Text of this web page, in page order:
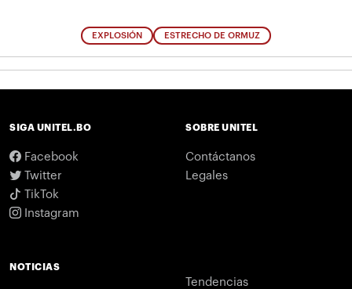
EXPLOSIÓN ESTRECHO DE ORMUZ
SIGA UNITEL.BO
Facebook
Twitter
TikTok
Instagram
SOBRE UNITEL
Contáctanos
Legales
NOTICIAS
Tendencias